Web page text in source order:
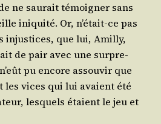
ne sau­rait témoi­gner sans
ini­qui­té. Or, n’é­tait-ce pas
injus­tices, que lui, Amil­ly,
de pair avec une sur­pre­
pu encore assou­vir que
vices qui lui avaient été
les­quels étaient le jeu et